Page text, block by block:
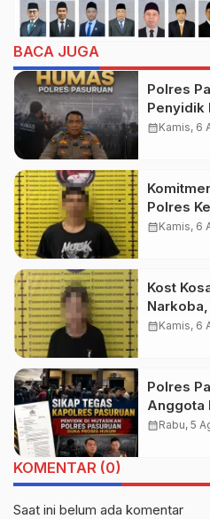
BACA JUGA
Polres
Penyidik
calendar_monthKamis, 6
Polres
Pelaku,
calendar_monthKamis, 6
Kost
calendar_monthKamis, 6
Polres
Anggota
Wujud
calendar_monthRabu, 5
KOMENTAR (0)
Saat ini belum ada komentar